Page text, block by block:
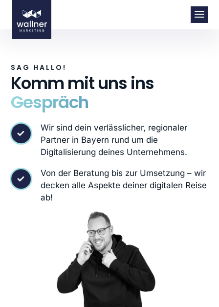
SAG HALLO!
Komm mit uns ins
Gespräch

Wir sind dein verlässlicher, regionaler
Partner in Bayern rund um die
Digitalisierung deines Unternehmens.

Von der Beratung bis zur Umsetzung – wir
decken alle Aspekte deiner digitalen Reise
ab!